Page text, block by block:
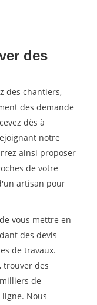
des
des chantiers,
des demande
dès à
notre
ainsi proposer
de votre
artisan pour
vous mettre en
des devis
de travaux.
trouver des
de
Nous